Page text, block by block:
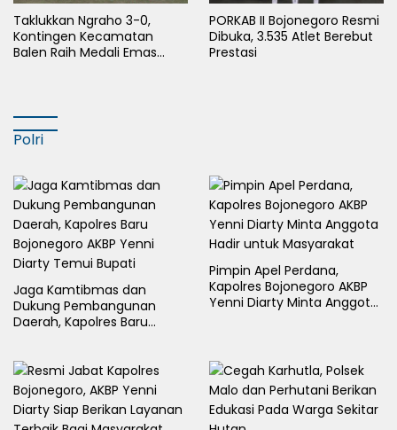
Taklukkan Ngraho 3-0,
Kontingen Kecamatan
Balen Raih Medali Emas
PORKAB II Bojonegoro Resmi
Dibuka, 3.535 Atlet Berebut
Prestasi
Polri
Jaga Kamtibmas dan
Dukung Pembangunan
Daerah, Kapolres Baru
Pimpin Apel Perdana,
Kapolres Bojonegoro AKBP
Yenni Diarty Minta Anggota